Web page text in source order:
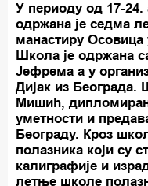
У периоду од 17-24.
одржана је седма
манастиру Осовица
Школа је одржана
Јефрема а у
Дијак из
Мишић,
уметности и
Београду. Кроз
полазника који су
калиграфије и
летње школе